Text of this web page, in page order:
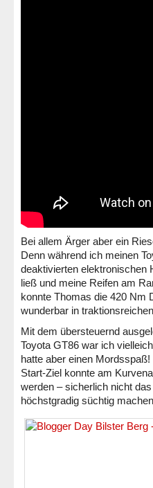
Bei allem Ärger aber ein
Denn während ich meinen
deaktivierten elektronischen
ließ und meine Reifen am
konnte Thomas die 420 Nm
wunderbar in
Mit dem übersteuernd
Toyota GT86 war ich
hatte aber einen
Start-Ziel konnte am
werden – sicherlich nicht
höchstgradig süchtig